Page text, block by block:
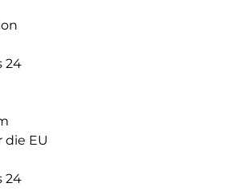
nicht nur robust, sondern auch
als eine Panzerfolie. Mit dem
lässt sich das Schutzglas
wenn es Zeit ist, das Glas
genauso einfach. Mit unserem Second
effektiven und benutzerfreundlichen
Gerät.
auch die uneingeschränkte
24
die EU
24